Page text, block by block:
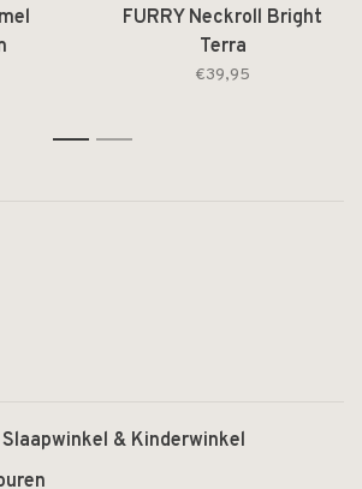
FURRY Neckroll Bright
Terra
€39,95
& Kinderwinkel